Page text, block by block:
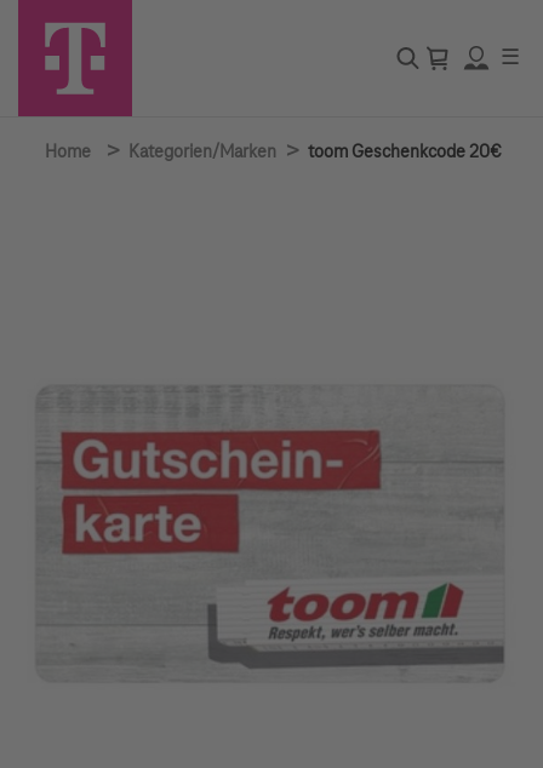
☰
Home > Kategorien/Marken > toom Geschenkcode 20€